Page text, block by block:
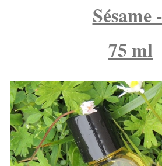
Sésame -
75 ml